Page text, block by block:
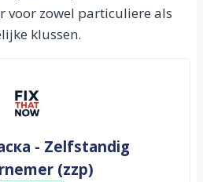
voor zowel particuliere als
klussen.
- Zelfstandig
(zzp)